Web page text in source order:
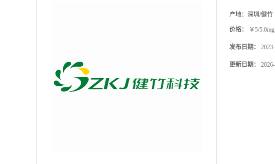
产地： 深圳/健竹
价格： ￥5/5.0mg
发布日期：
更新日期：